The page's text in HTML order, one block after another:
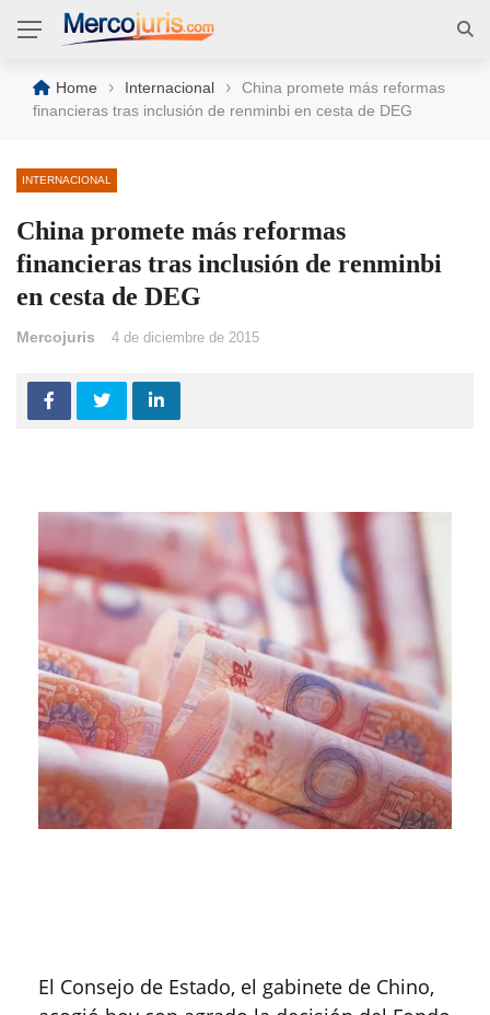
Home › Internacional ›
China promete más reformas
financieras tras inclusión de renminbi en cesta de DEG
INTERNACIONAL
China promete más reformas
financieras tras inclusión de renminbi
en cesta de DEG
Mercojuris 4 de diciembre de 2015
El Consejo de Estado, el gabinete de Chino,